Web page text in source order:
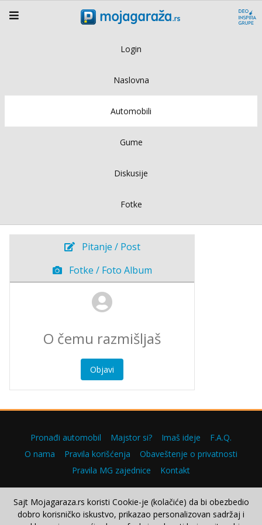
Login
Naslovna
Automobili
Gume
Diskusije
Fotke
Pitanje / Post
Fotke / Foto Album
Objavi
Pronađi automobil Majstor si? Imaš ideje
F.A.Q.
O nama
Pravila korišćenja
Obaveštenje o privatnosti
Pravila MG zajednice
Kontakt
Copyright © 2000–2026.
Sajt Mojagaraza.rs koristi Cookie-je (kolačiće) da bi obezbedio
dobro korisničko iskustvo, prikazao personalizovan sadržaj i